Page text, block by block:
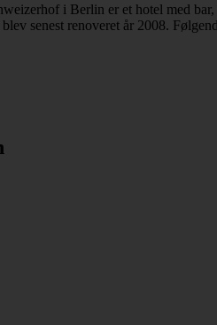
i Berlin er et hotel med
senest renoveret år 2008.